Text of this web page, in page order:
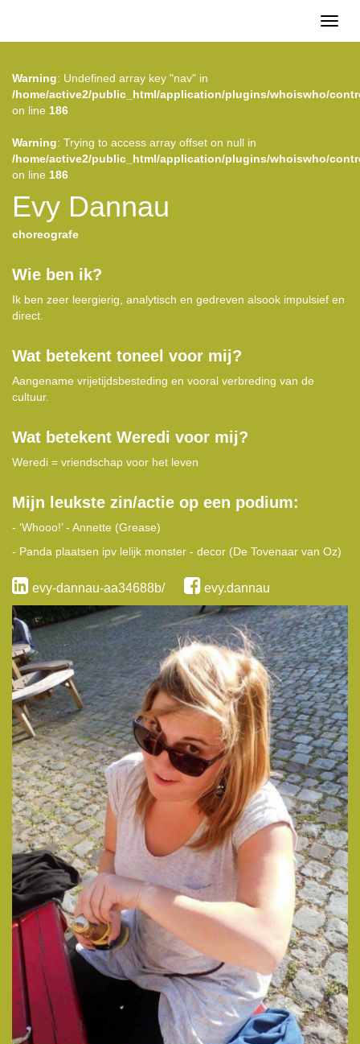
Warning: Undefined array key "nav" in
/home/active2/public_html/application/plugins/whoiswho/
on line 186
Warning: Trying to access array offset on null in
/home/active2/public_html/application/plugins/whoiswho/
on line 186
Evy Dannau
choreografe
Wie ben ik?
Ik ben zeer leergierig, analytisch en gedreven alsook impulsief en
direct.
Wat betekent toneel voor mij?
Aangename vrijetijdsbesteding en vooral verbreding van de
cultuur.
Wat betekent Weredi voor mij?
Weredi = vriendschap voor het leven
Mijn leukste zin/actie op een podium:
- ‘Whooo!’ - Annette (Grease)
- Panda plaatsen ipv lelijk monster - decor (De Tovenaar van Oz)
evy-dannau-aa34688b/ evy.dannau